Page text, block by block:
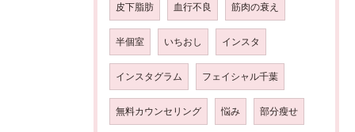
皮下脂肪 血行不良 筋肉の衰え
半個室 いちおし インスタ
インスタグラム フェイシャル千葉
無料カウンセリング 悩み 部分瘦せ